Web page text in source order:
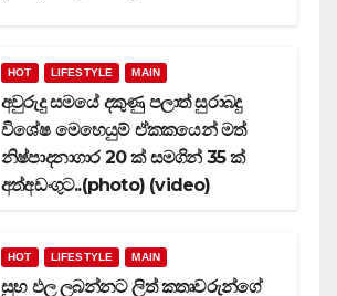
HOT LIFESTYLE MAIN
අවුරුදු සමයේ දකුණු පලාත් සුරාබදු
විශේෂ මෙහෙයුම් ඒකකයෙන් මත්
නිෂ්පාදනාගාර 20 ක් සමගින් 35 ක්
අත්අඩංගුට..(photo) (video)
HOT LIFESTYLE MAIN
සුභ ඵල ලබන්නට ලිත් කතෘවරුන්ගේ